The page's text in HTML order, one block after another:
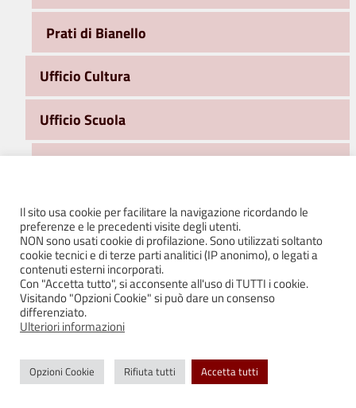
Prati di Bianello
Ufficio Cultura
Ufficio Scuola
Buoni libro – contributi economici
Cedole librarie scuola primaria
Centri estivi
Iscrizioni ai servizi a.s. 2026/2027
Mense scolastiche: primarie e scuola
dell’infanzia statale
Il sito usa cookie per facilitare la navigazione ricordando le
preferenze e le precedenti visite degli utenti.
NON sono usati cookie di profilazione. Sono utilizzati soltanto
cookie tecnici e di terze parti analitici (IP anonimo), o legati a
contenuti esterni incorporati.
Con "Accetta tutto", si acconsente all'uso di TUTTI i cookie.
Visitando "Opzioni Cookie" si può dare un consenso
differenziato.
Ulteriori informazioni
Opzioni Cookie Rifiuta tutti Accetta tutti